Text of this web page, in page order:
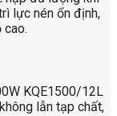
lực nén ổn định,
cao.
KQE1500/12L
lẫn tạp chất,